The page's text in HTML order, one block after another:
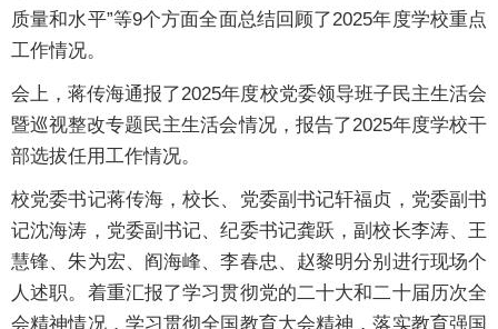
质量和水平”等9个方面全面总结回顾了2025年度学校重点
工作情况。
会上，蒋传海通报了2025年度校党委领导班子民主生活会
暨巡视整改专题民主生活会情况，报告了2025年度学校干
部选拔任用工作情况。
校党委书记蒋传海，校长、党委副书记轩福贞，党委副书
记沈海涛，党委副书记、纪委书记龚跃，副校长李涛、王
慧锋、朱为宏、阎海峰、李春忠、赵黎明分别进行现场个
人述职。着重汇报了学习贯彻党的二十大和二十届历次全
会精神情况，学习贯彻全国教育大会精神，落实教育强国